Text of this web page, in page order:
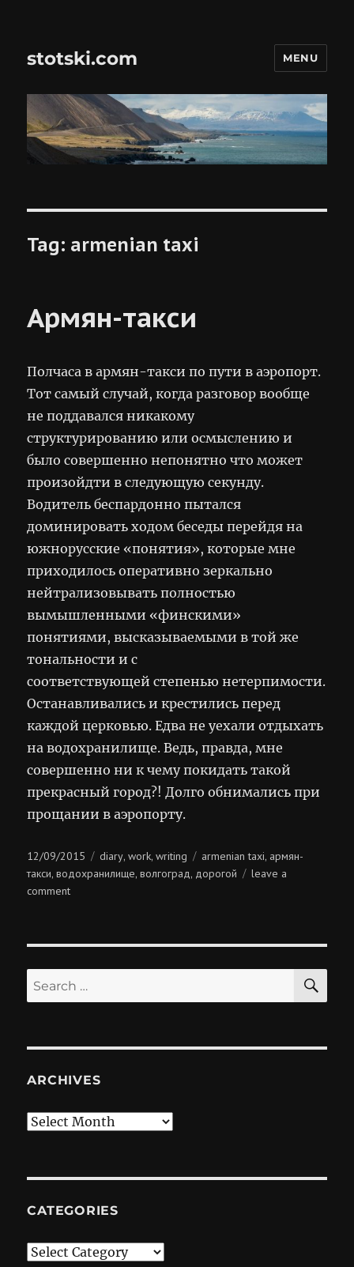
stotski.com MENU
Tag: armenian taxi
Армян-такси
Полчаса в армян-такси по пути в аэропорт.
Тот самый случай, когда разговор вообще
не поддавался никакому
структурированию или осмыслению и
было совершенно непонятно что может
произойдти в следующую секунду.
Водитель беспардонно пытался
доминировать ходом беседы перейдя на
южнорусские «понятия», которые мне
приходилось оперативно зеркально
нейтрализовывать полностью
вымышленными «финскими»
понятиями, высказываемыми в той же
тональности и с
соответствующей степенью нетерпимости.
Останавливались и крестились перед
каждой церковью. Едва не уехали отдыхать
на водохранилище. Ведь, правда, мне
совершенно ни к чему покидать такой
прекрасный город?! Долго обнимались при
прощании в аэропорту.
Posted
on
12/09/2015 Categories
diary,work,writing Tags
armenian taxi, армян-
такси,водохранилище,волгоград, дорогой
leave a
commenton
Search
for:
ARCHIVES
Archives
CATEGORIES
Categories